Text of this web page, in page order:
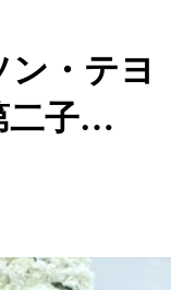
・テヨ
二子…